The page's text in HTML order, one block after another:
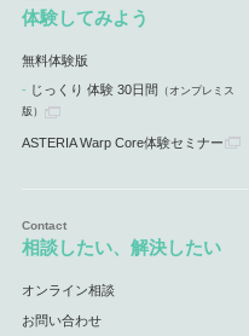
体験してみよう
無料体験版
じっくり 体験 30日間 （オンプレミス
版）
ASTERIA Warp Core体験セミナー
相談したい、解決したい
オンライン相談
お問い合わせ